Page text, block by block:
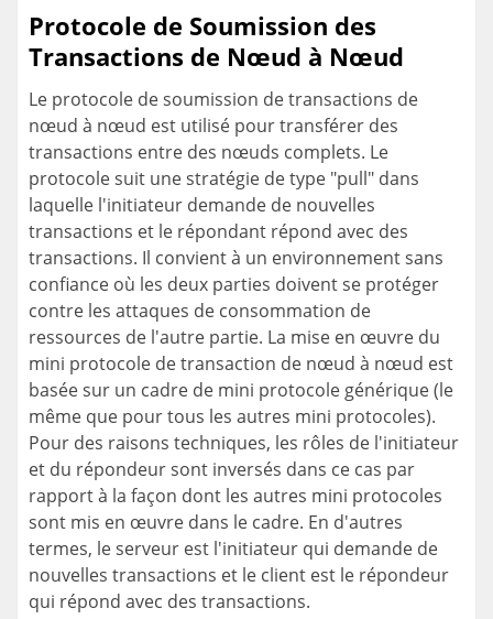
Protocole de Soumission des
Transactions de Nœud à Nœud
Le protocole de soumission de transactions de
nœud à nœud est utilisé pour transférer des
transactions entre des nœuds complets. Le
protocole suit une stratégie de type "pull" dans
laquelle l'initiateur demande de nouvelles
transactions et le répondant répond avec des
transactions. Il convient à un environnement sans
confiance où les deux parties doivent se protéger
contre les attaques de consommation de
ressources de l'autre partie. La mise en œuvre du
mini protocole de transaction de nœud à nœud est
basée sur un cadre de mini protocole générique (le
même que pour tous les autres mini protocoles).
Pour des raisons techniques, les rôles de l'initiateur
et du répondeur sont inversés dans ce cas par
rapport à la façon dont les autres mini protocoles
sont mis en œuvre dans le cadre. En d'autres
termes, le serveur est l'initiateur qui demande de
nouvelles transactions et le client est le répondeur
qui répond avec des transactions.